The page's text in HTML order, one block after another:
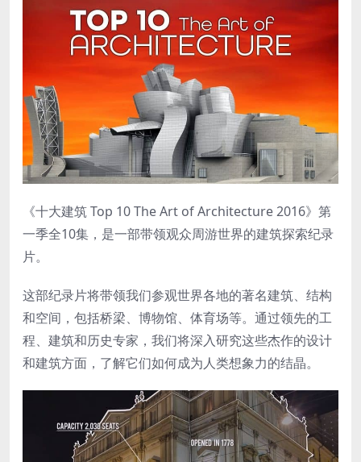
《十大建筑 Top 10 The Art of Architecture 2016》第
一季全10集，是一部带领观众周游世界的建筑探索纪录
片。
这部纪录片将带领我们参观世界各地的著名建筑、结构
和空间，包括桥梁、博物馆、体育场等。通过领先的工
程、建筑和历史专家，我们将深入研究这些杰作的设计
和建筑方面，了解它们如何成为人类想象力的结晶。